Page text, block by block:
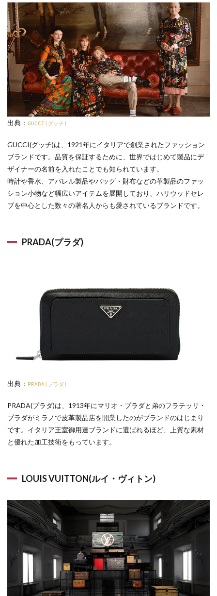
出典： GUCCI(グッチ)
GUCCI(グッチ)は、1921年にイタリアで創業されたファッション
ブランドです。品質を保証するために、世界ではじめて製品にデ
ザイナーの名前を入れたことでも知られています。
時計や香水、アパレル製品やバッグ・財布などの革製品のファッ
ション小物など幅広いアイテムを展開しており、ハリウッドセレ
ブを中心とした数々の著名人からも愛されているブランドです。
PRADA(プラダ)
出典： PRADA(プラダ)
PRADA(プラダ)は、1913年にマリオ・プラダと弟のフラテッリ・
プラダがミラノで皮革製品店を開業したのがブランドのはじまり
です。イタリア王室御用達ブランドに選ばれるほど、上質な素材
と優れた加工技術をもっています。
LOUIS VUITTON(ルイ・ヴィトン)